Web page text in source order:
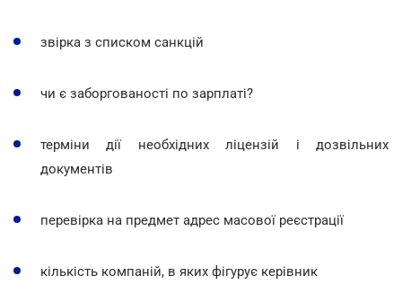
звірка з списком санкцій
чи є заборгованості по зарплаті?
терміни дії необхідних ліцензій і дозвільних
документів
перевірка на предмет адрес масової реєстрації
кількість компаній, в яких фігурує керівник